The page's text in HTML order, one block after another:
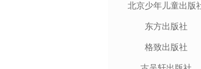
北京少年儿童出版
东方出版社
格致出版社